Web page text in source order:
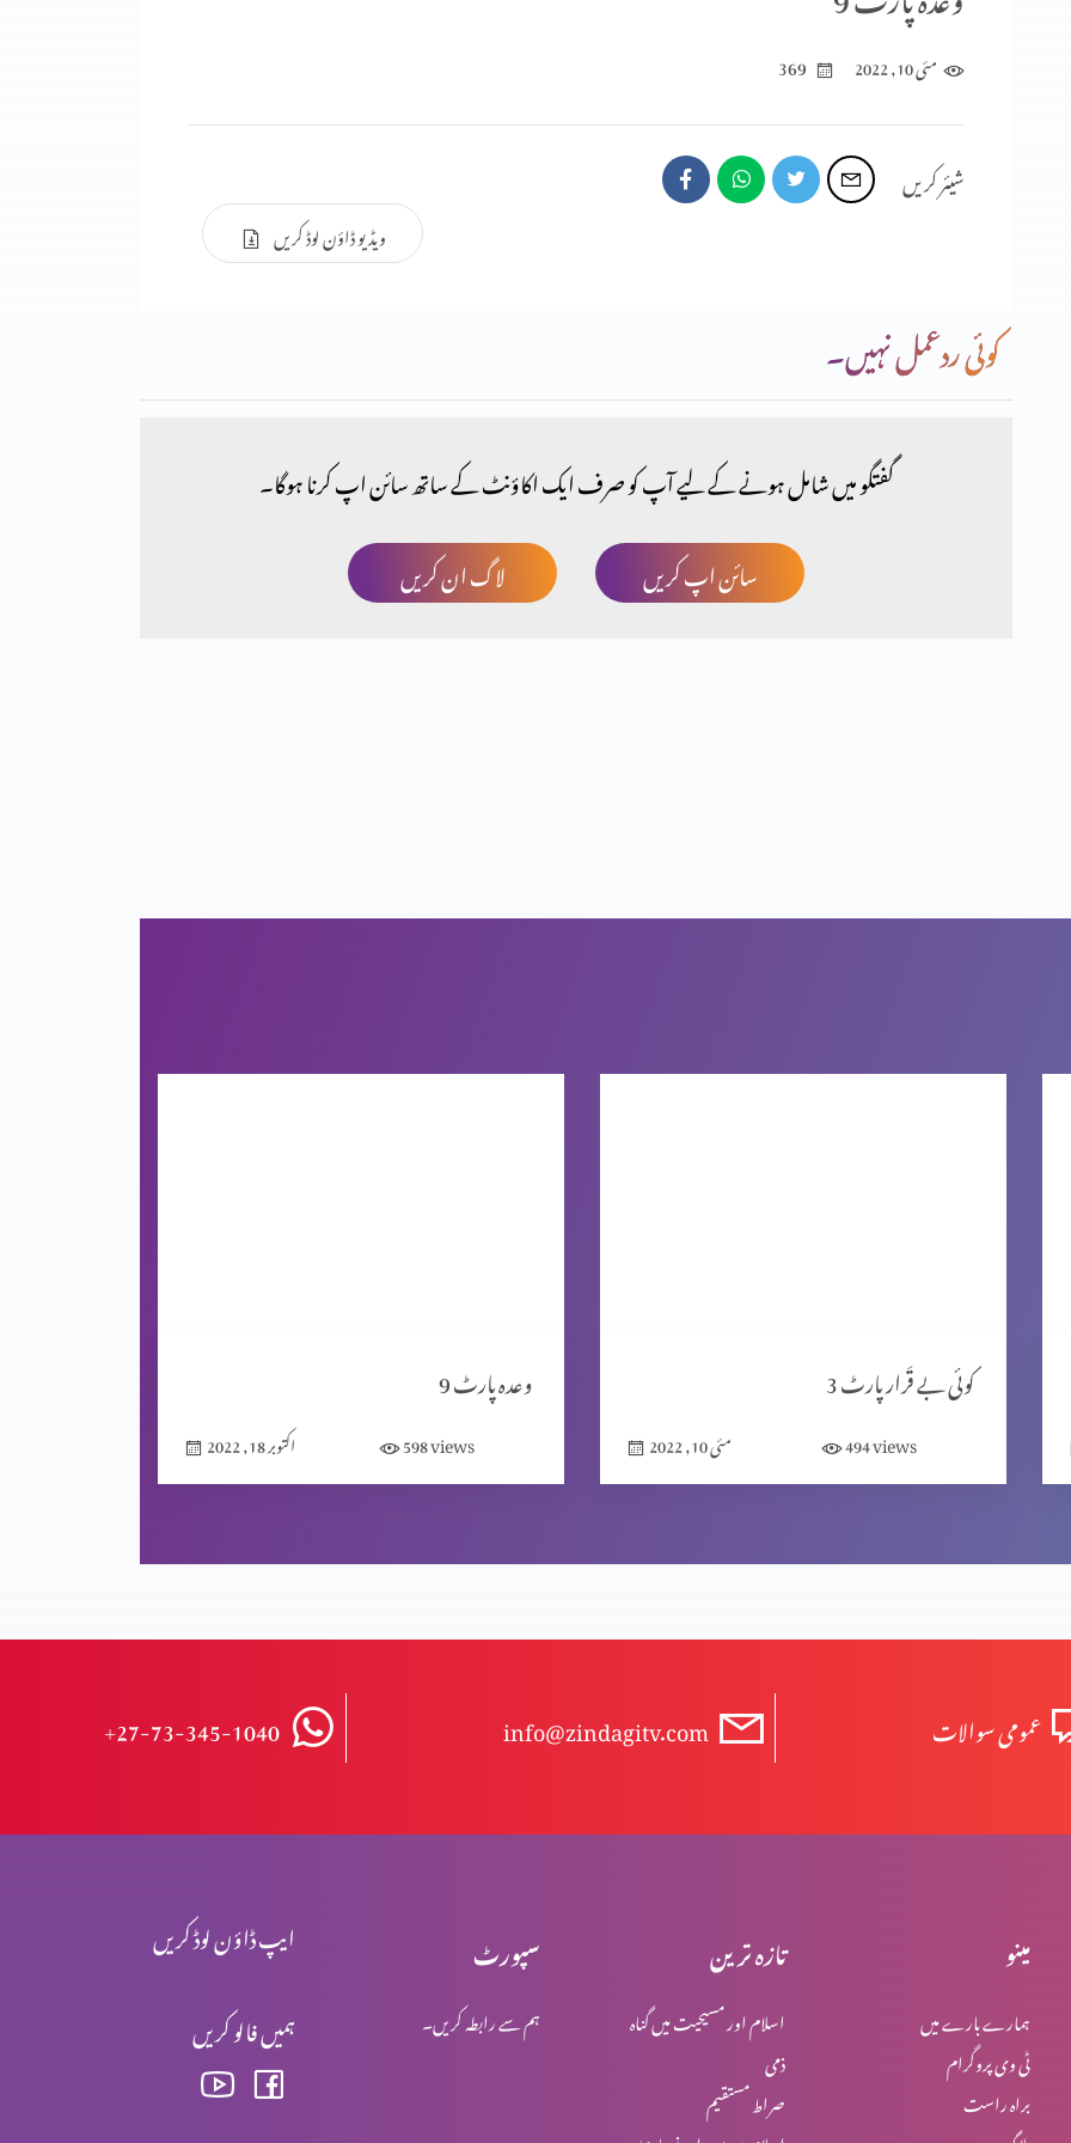
مئی 10, 2022 369
شیئر کریں
ویڈیو ڈاؤن لوڈ کریں
کوئی ردعمل نہیں۔
گفتگو میں شامل ہونے کے لیے آپ کو صرف ایک اکاؤنٹ کے ساتھ سائن اپ کرنا ہوگا۔
لاگ ان کریں
سائن اپ کریں
وعدہ پارٹ 9
اکتوبر 18, 2022 598views
کوئی بے قَرار پارٹ 3
مئی 10, 2022 494views
+27-73-345-1040 info@zindagitv.com عمومی سوالات
ایپ ڈاؤن لوڈ کریں
ہمیں فالو کریں
سپورٹ
ہم سے رابطہ کریں۔
تازہ ترین
اسلام اور مسیحیت میں گناہ
ذمی
صراط مستقیم
مینو
ہمارے بارے میں
ٹی وی پروگرام
براہ راست